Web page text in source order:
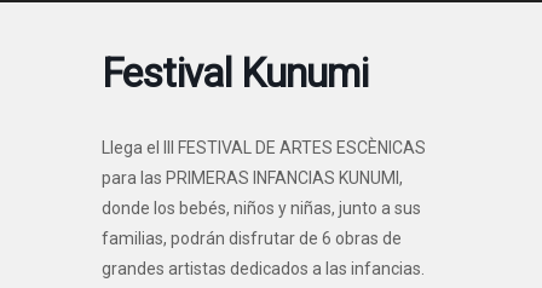
Festival Kunumi
Llega el III FESTIVAL DE ARTES ESCÈNICAS
para las PRIMERAS INFANCIAS KUNUMI,
donde los bebés, niños y niñas, junto a sus
familias, podrán disfrutar de 6 obras de
grandes artistas dedicados a las infancias.